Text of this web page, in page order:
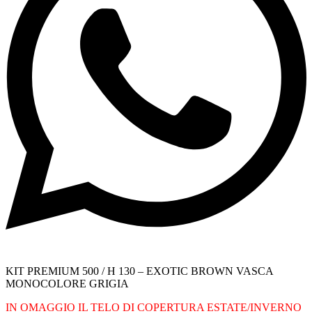
KIT PREMIUM 500 / H 130 – EXOTIC BROWN VASCA
MONOCOLORE GRIGIA
IN OMAGGIO IL TELO DI COPERTURA ESTATE/INVERNO